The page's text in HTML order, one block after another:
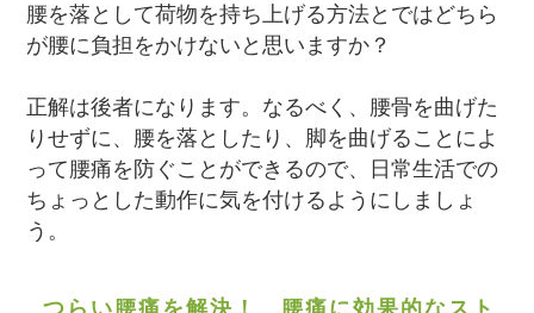
腰を落として荷物を持ち上げる方法とではどちら
が腰に負担をかけないと思いますか？
正解は後者になります。なるべく、腰骨を曲げた
りせずに、腰を落としたり、脚を曲げることによ
って腰痛を防ぐことができるので、日常生活での
ちょっとした動作に気を付けるようにしましょ
う。
つらい腰痛を解決！ 腰痛に効果的なスト